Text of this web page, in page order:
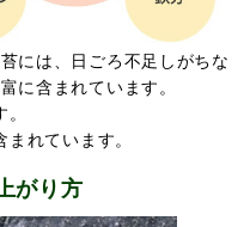
には、日ごろ不足しがちな
に含まれています。
れています。
がり方